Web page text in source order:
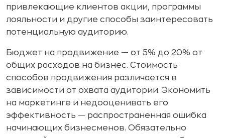
привлекающие клиентов акции, программы
лояльности и другие способы заинтересовать
потенциальную аудиторию.
Бюджет на продвижение — от 5% до 20% от
общих расходов на бизнес. Стоимость
способов продвижения различается в
зависимости от охвата аудитории. Экономить
на маркетинге и недооценивать его
эффективность — распространенная ошибка
начинающих бизнесменов. Обязательно